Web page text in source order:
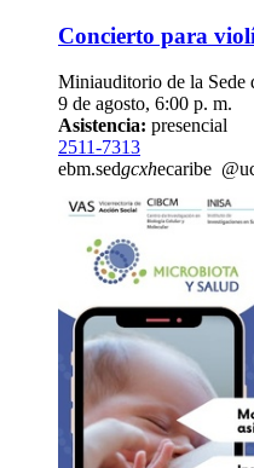
Concierto para
Miniauditorio de la Sede
9 de agosto, 6:00 p. m.
Asistencia: presencial
2511-7313
ebm.sedgcxhecaribe